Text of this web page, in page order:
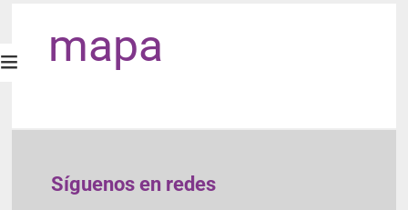
mapa
Síguenos en redes